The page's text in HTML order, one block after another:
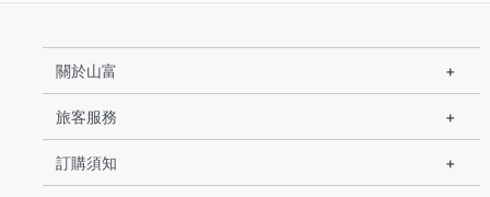
關於山富
旅客服務
訂購須知